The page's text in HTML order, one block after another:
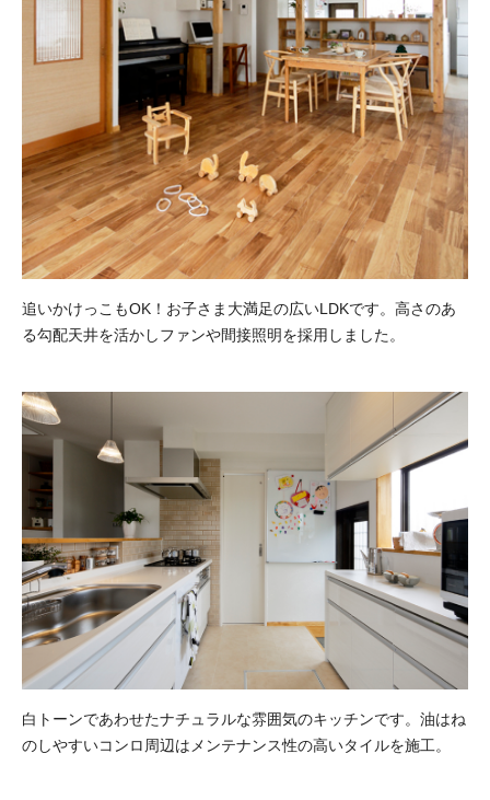
追いかけっこもOK！お子さま大満足の広いLDKです。高さのあ
る勾配天井を活かしファンや間接照明を採用しました。
白トーンであわせたナチュラルな雰囲気のキッチンです。油はね
のしやすいコンロ周辺はメンテナンス性の高いタイルを施工。